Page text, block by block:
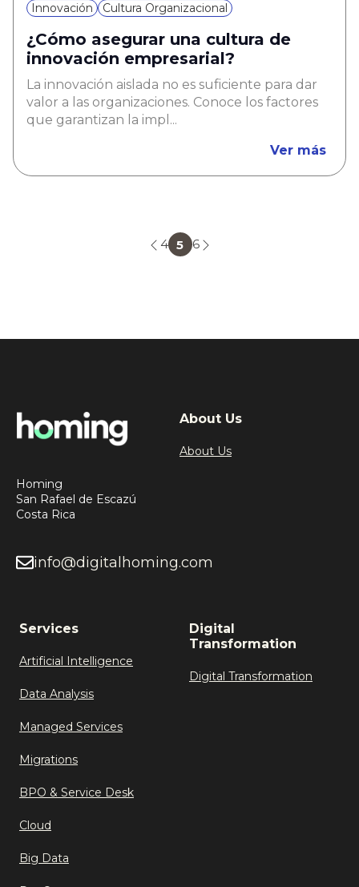
Innovación Cultura Organizacional
¿Cómo asegurar una cultura de
innovación empresarial?
La innovación aislada no es suficiente para dar
valor a las organizaciones. Conoce los factores
que garantizan la impl...
Ver más
4 5 6
Homing
San Rafael de Escazú
Costa Rica
info@digitalhoming.com
About Us
About Us
Services
Artificial Intelligence
Data Analysis
Managed Services
Migrations
BPO & Service Desk
Cloud
Big Data
Digital
Transformation
Digital Transformation